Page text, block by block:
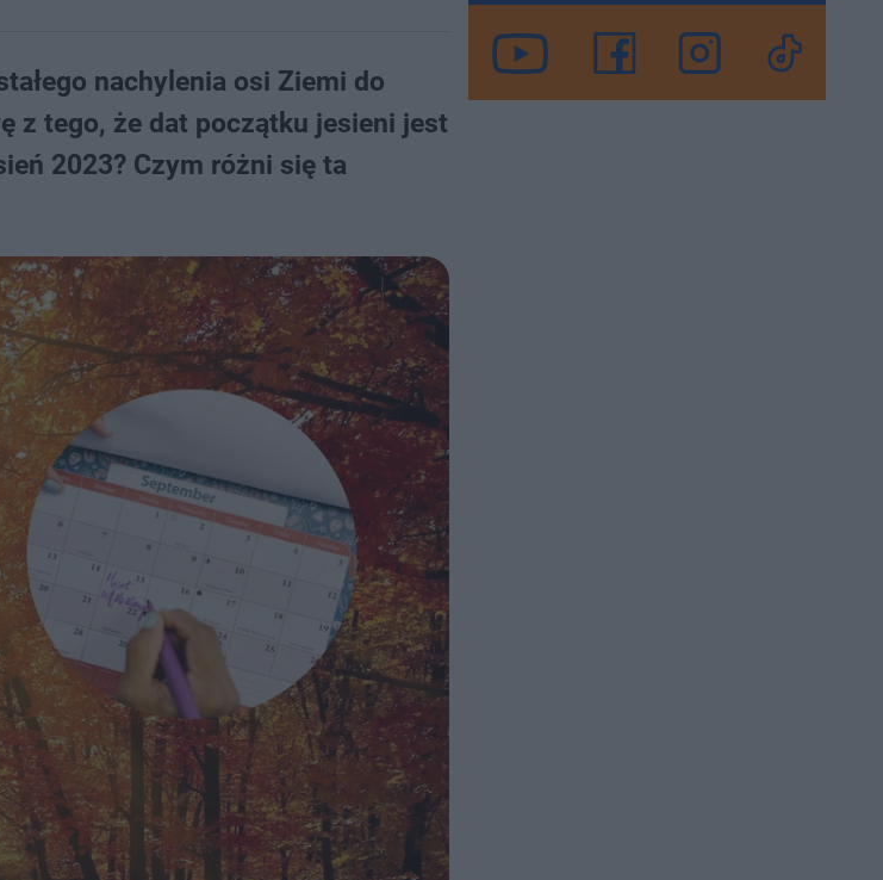
nachylenia osi Ziemi do
z tego, że dat początku jesieni jest
2023? Czym różni się ta